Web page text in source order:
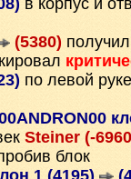
в корпус и
(5380)
по левой
Steiner (-
блок
1 (4195)